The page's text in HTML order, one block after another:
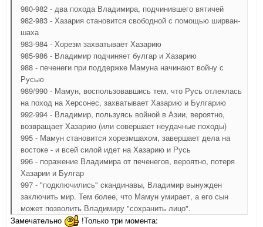
980-982 - два похода Владимира, подчинившего вятичей
982-983 - Хазария становится свободной с помощью ширван-
шаха
983-984 - Хорезм захватывает Хазарию
985-986 - Владимир подчиняет булгар и Хазарию
988 - печенеги при поддержке Мамуна начинают войну с
Русью
989/990 - Мамун, воспользовавшись тем, что Русь отлеклась
на поход на Херсонес, захватывает Хазарию и Булгарию
992-994 - Владимир, пользуясь войной в Азии, вероятно,
возвращает Хазарию (или совершает неудачные походы)
995 - Мамун становится хорезмшахом, завершает дела на
востоке - и всей силой идет на Хазарию и Русь
996 - поражение Владимира от печенегов, вероятно, потеря
Хазарии и Булгар
997 - "подключились" скандинавы, Владимир вынужден
заключить мир. Тем более, что Мамун умирает, а его сын
может позволить Владимиру "сохранить лицо".
Замечательно
!Только три момента: